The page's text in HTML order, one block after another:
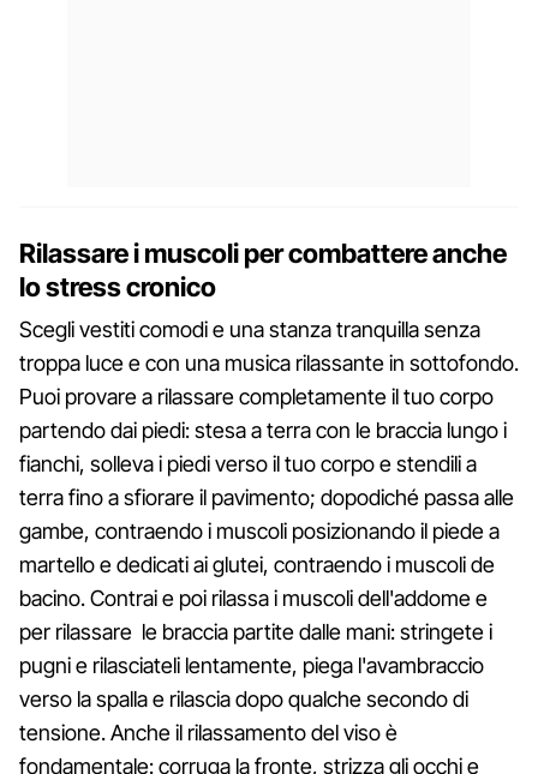
Rilassare i muscoli per combattere anche
lo stress cronico
Scegli vestiti comodi e una stanza tranquilla senza
troppa luce e con una musica rilassante in sottofondo.
Puoi provare a rilassare completamente il tuo corpo
partendo dai piedi: stesa a terra con le braccia lungo i
fianchi, solleva i piedi verso il tuo corpo e stendili a
terra fino a sfiorare il pavimento; dopodiché passa alle
gambe, contraendo i muscoli posizionando il piede a
martello e dedicati ai glutei, contraendo i muscoli de
bacino. Contrai e poi rilassa i muscoli dell'addome e
per rilassare le braccia partite dalle mani: stringete i
pugni e rilasciateli lentamente, piega l'avambraccio
verso la spalla e rilascia dopo qualche secondo di
tensione. Anche il rilassamento del viso è
fondamentale: corruga la fronte, strizza gli occhi e